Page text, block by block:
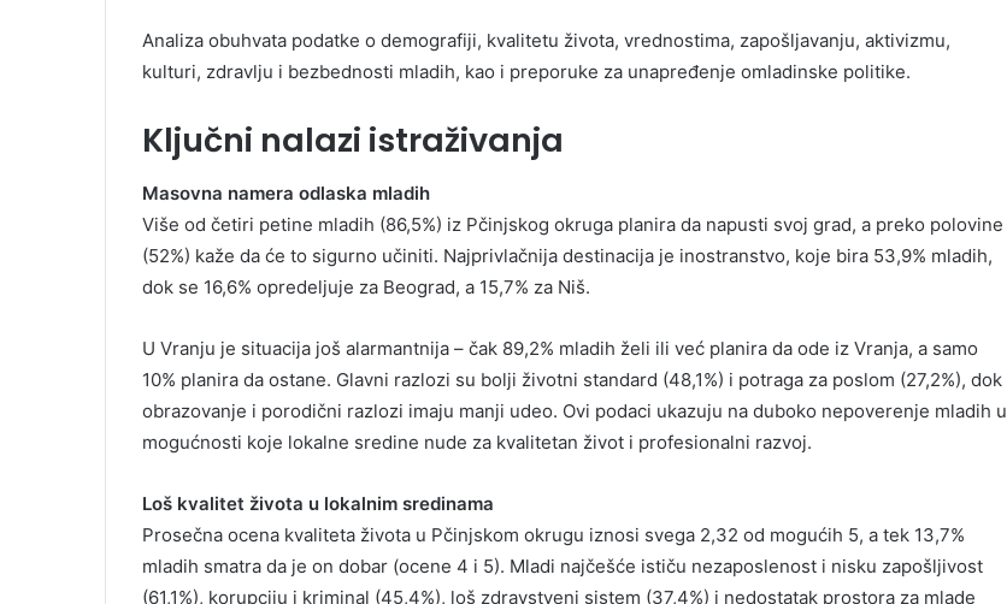
Analiza obuhvata podatke o demografiji, kvalitetu života, vrednostima, zapošljavanju, aktivizmu,
kulturi, zdravlju i bezbednosti mladih, kao i preporuke za unapređenje omladinske politike.
Ključni nalazi istraživanja
Masovna namera odlaska mladih
Više od četiri petine mladih (86,5%) iz Pčinjskog okruga planira da napusti svoj grad, a preko polovine
(52%) kaže da će to sigurno učiniti. Najprivlačnija destinacija je inostranstvo, koje bira 53,9% mladih,
dok se 16,6% opredeljuje za Beograd, a 15,7% za Niš.
U Vranju je situacija još alarmantnija – čak 89,2% mladih želi ili već planira da ode iz Vranja, a samo
10% planira da ostane. Glavni razlozi su bolji životni standard (48,1%) i potraga za poslom (27,2%), dok
obrazovanje i porodični razlozi imaju manji udeo. Ovi podaci ukazuju na duboko nepoverenje mladih u
mogućnosti koje lokalne sredine nude za kvalitetan život i profesionalni razvoj.
Loš kvalitet života u lokalnim sredinama
Prosečna ocena kvaliteta života u Pčinjskom okrugu iznosi svega 2,32 od mogućih 5, a tek 13,7%
mladih smatra da je on dobar (ocene 4 i 5). Mladi najčešće ističu nezaposlenost i nisku zapošljivost
(61,1%), korupciju i kriminal (45,4%), loš zdravstveni sistem (37,4%) i nedostatak prostora za mlade